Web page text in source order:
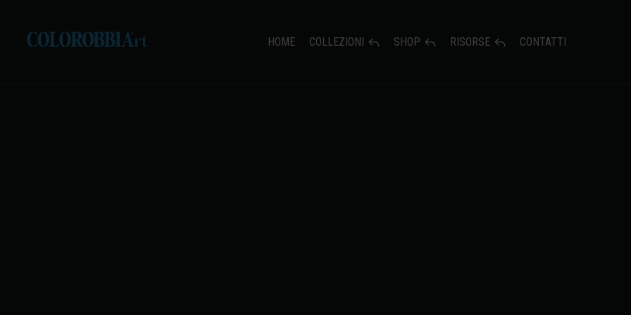
HOME COLLEZIONI SHOP RISORSE CONTATTI